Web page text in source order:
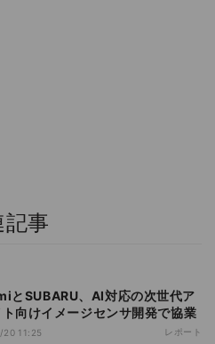
事
とSUBARU、AI対応の次世代ア
ト向けイメージセンサ開発で協業
20 11:25 レポート